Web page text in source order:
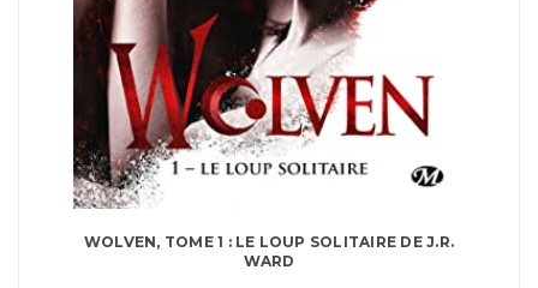
WOLVEN, TOME 1 : LE LOUP SOLITAIRE DE J.R.
WARD